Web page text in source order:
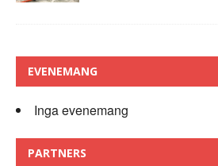
EVENEMANG
Inga evenemang
PARTNERS